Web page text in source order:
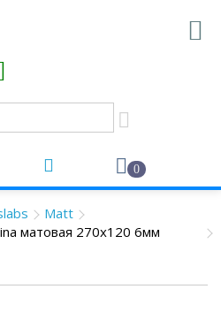
0
Matt
матовая 270x120 6мм